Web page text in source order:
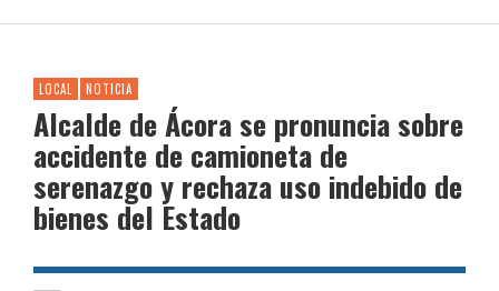
LOCAL NOTICIA
Alcalde de Ácora se pronuncia sobre
accidente de camioneta de
serenazgo y rechaza uso indebido de
bienes del Estado